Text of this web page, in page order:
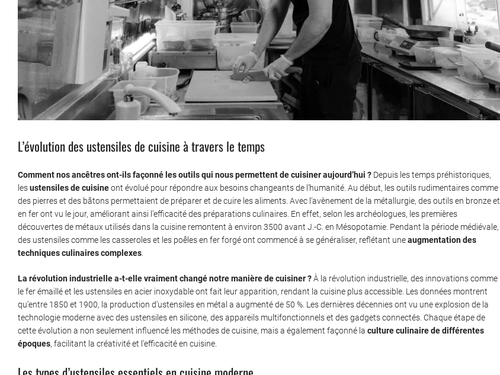
L’évolution des ustensiles de cuisine à travers le temps
Comment nos ancêtres ont-ils façonné les outils qui nous permettent de cuisiner aujourd’hui ? Depuis les temps préhistoriques,
lesustensiles de cuisineont évolué pour répondre aux besoins changeants de l’humanité. Au début, les outils rudimentaires comme
des pierres et des bâtons permettaient de préparer et de cuire les aliments. Avec l’avènement de la métallurgie, des outils en bronze et
en fer ont vu le jour, améliorant ainsi l’efficacité des préparations culinaires. En effet, selon les archéologues, les premières
découvertes de métaux utilisés dans la cuisine remontent à environ 3500 avant J.-C. en Mésopotamie. Pendant la période médiévale,
des ustensiles comme les casseroles et les poêles en fer forgé ont commencé à se généraliser, reflétant uneaugmentation des
techniques culinaires complexes.
La révolution industrielle a-t-elle vraiment changé notre manière de cuisiner ?À la révolution industrielle, des innovations comme
le fer émaillé et les ustensiles en acier inoxydable ont fait leur apparition, rendant la cuisine plus accessible. Les données montrent
qu’entre 1850 et 1900, la production d’ustensiles en métal a augmenté de 50 %. Les dernières décennies ont vu une explosion de la
technologie moderne avec des ustensiles en silicone, des appareils multifonctionnels et des gadgets connectés. Chaque étape de
cette évolution a non seulement influencé les méthodes de cuisine, mais a également façonné la culture culinaire de différentes
époques, facilitant la créativité et l’efficacité en cuisine.